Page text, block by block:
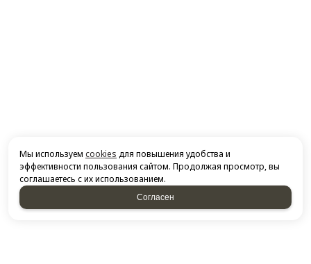
Мы используем cookies для повышения удобства и
эффективности пользования сайтом. Продолжая просмотр, вы
соглашаетесь с их использованием.
Согласен